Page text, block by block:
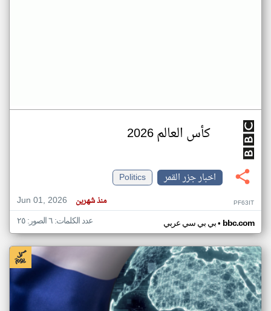
كأس العالم 2026
اخبار جزر القمر
Politics
Jun 01, 2026
منذ شهرين PF63IT
بي بي سي عربي• bbc.com عدد الكلمات: ٦ الصور: ٢٥